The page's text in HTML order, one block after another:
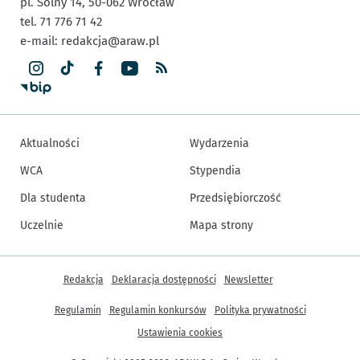
tel. 71 776 71 42
e-mail: redakcja@araw.pl
Aktualności
WCA
Dla studenta
Uczelnie
Wydarzenia
Stypendia
Przedsiębiorczość
Mapa strony
Inne informacje
Redakcja Deklaracja dostępności Newsletter
Regulamin Regulamin konkursów
Polityka prywatności
Ustawienia cookies